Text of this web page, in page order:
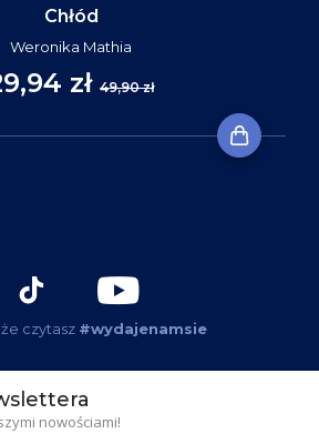
Chłód
Weronika Mathia
zł 49,90 zł
czytasz #wydajenamsie
nowościami!